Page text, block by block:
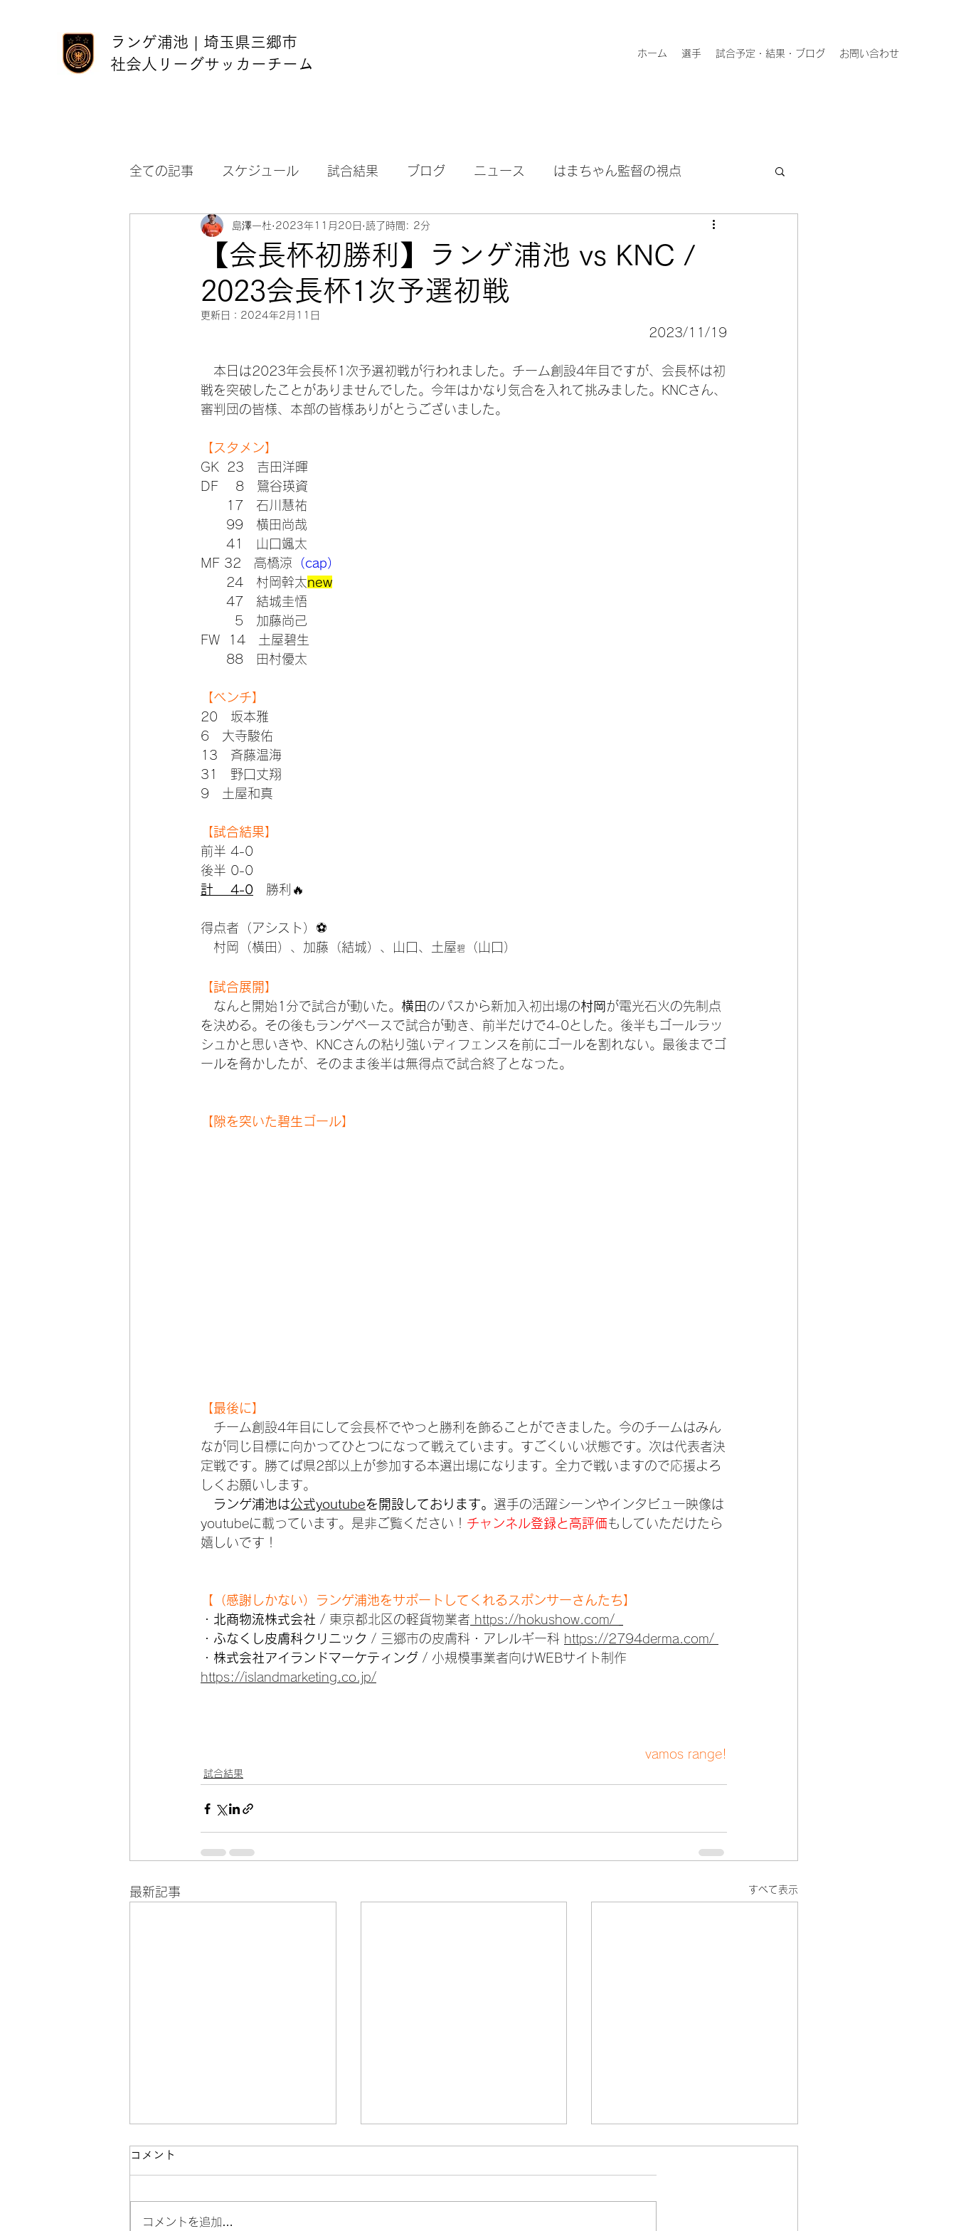
ランゲ浦池 | 埼玉県三郷市
社会人リーグサッカーチーム
ホーム 選手 試合予定・結果・ブログ お問い合わせ
全ての記事 スケジュール 試合結果 ブログ ニュース はまちゃん監督の視点
【会長杯初勝利】ランゲ浦池 vs KNC /
2023会長杯1次予選初戦
島澤一杜 2023年11月20日 読了時間: 2分
更新日： 2024年2月11日
2023/11/19
本日は2023年会長杯1次予選初戦が行われました。チーム創設4年目ですが、会長杯は初
戦を突破したことがありませんでした。今年はかなり気合を入れて挑みました。KNCさん、
審判団の皆様、本部の皆様ありがとうございました。
【スタメン】
GK  23　吉田洋暉
DF    8　鷺谷瑛資
      17　石川慧祐
      99　横田尚哉
      41　山口颯太
MF 32　高橋涼 （cap）
      24　村岡幹太
new
      47　結城圭悟
        5　加藤尚己
FW  14　土屋碧生
      88　田村優太
【ベンチ】
20　坂本雅
6　大寺駿佑
13　斉藤温海
31　野口丈翔
9　土屋和真
【試合結果】
前半 4-0
後半 0-0
計　 4-0 勝利🔥
得点者（アシスト）⚽
村岡（横田）、加藤（結城）、山口、土屋碧 （山口）
【試合展開】
なんと開始1分で試合が動いた。 横田 のパスから新加入初出場の村岡が電光石火の先制点
を決める。その後もランゲペースで試合が動き、前半だけで4-0とした。後半もゴールラッ
シュかと思いきや、KNCさんの粘り強いディフェンスを前にゴールを割れない。最後までゴ
ールを脅かしたが、そのまま後半は無得点で試合終了となった。
【隙を突いた碧生ゴール】
【最後に】
チーム創設4年目にして会長杯でやっと勝利を飾ることができました。今のチームはみん
なが同じ目標に向かってひとつになって戦えています。すごくいい状態です。次は代表者決
定戦です。勝てば県2部以上が参加する本選出場になります。全力で戦いますので応援よろ
しくお願いします。
ランゲ浦池は公式youtubeを開設しております。 選手の活躍シーンやインタビュー映像は
youtubeに載っています。是非ご覧ください！ チャンネル登録と高評価もしていただけたら
嬉しいです！
【（感謝しかない）ランゲ浦池をサポートしてくれるスポンサーさんたち】
・ 北商物流株式会社 / 東京都北区の軽貨物業者 https://hokushow.com/
・ ふなくし皮膚科クリニック / 三郷市の皮膚科・アレルギー科 https://2794derma.com/
・ 株式会社アイランドマーケティング / 小規模事業者向けWEBサイト制作
https://islandmarketing.co.jp/
vamos range!
試合結果
最新記事 すべて表示
コメント
コメントを追加…